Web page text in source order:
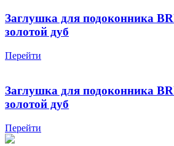
Заглушка для подоконника
золотой дуб
Перейти
Заглушка для подоконника
золотой дуб
Перейти